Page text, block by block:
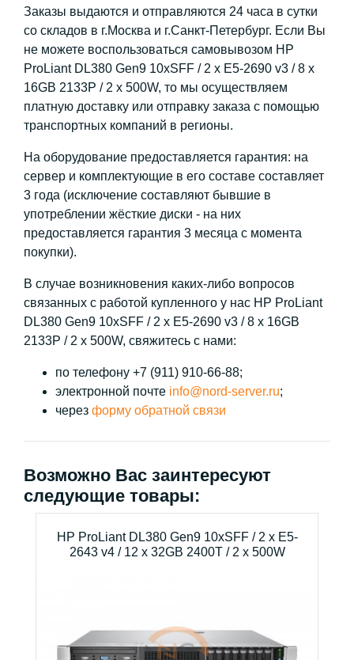
Заказы выдаются и отправляются 24 часа в сутки
со складов в г.Москва и г.Санкт-Петербург. Если Вы
не можете воспользоваться самовывозом HP
ProLiant DL380 Gen9 10xSFF / 2 x E5-2690 v3 / 8 x
16GB 2133P / 2 x 500W, то мы осуществляем
платную доставку или отправку заказа с помощью
транспортных компаний в регионы.
На оборудование предоставляется гарантия: на
сервер и комплектующие в его составе составляет
3 года (исключение составляют бывшие в
употреблении жёсткие диски - на них
предоставляется гарантия 3 месяца с момента
покупки).
В случае возникновения каких-либо вопросов
связанных с работой купленного у нас HP ProLiant
DL380 Gen9 10xSFF / 2 x E5-2690 v3 / 8 x 16GB
2133P / 2 x 500W, свяжитесь с нами:
по телефону +7 (911) 910-66-88;
электронной почте info@nord-server.ru;
через форму обратной связи
Возможно Вас заинтересуют
следующие товары:
HP ProLiant DL380 Gen9 10xSFF / 2 x E5-
2643 v4 / 12 x 32GB 2400T / 2 x 500W